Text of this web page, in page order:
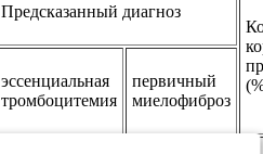
Предсказанный диагноз
эссенциальная
тромбоцитемия
первичный
миелофиброз